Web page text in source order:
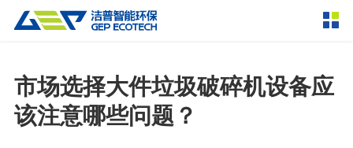
双轴撕碎机 单轴撕碎机
解决方案
市场选择大件垃圾破碎机设备应
该注意哪些问题？